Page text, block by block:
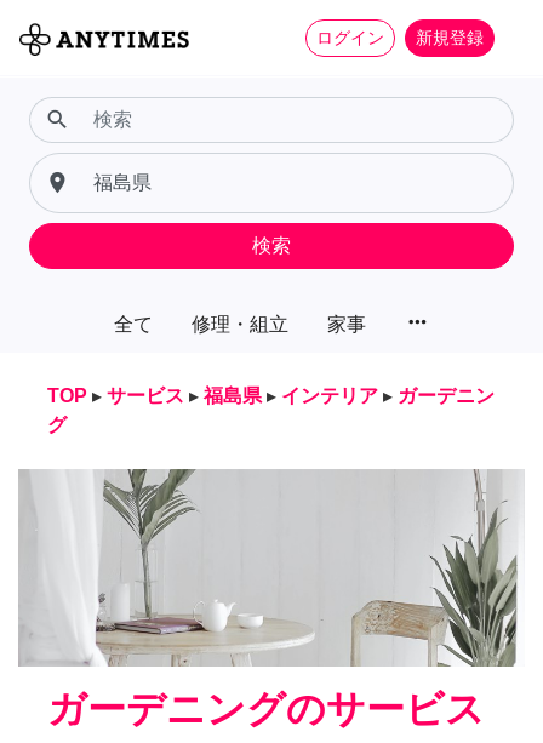
ログイン 新規登録
全て 修理・組立 家事 more_horiz
search
place
検索
TOP ▸ サービス ▸ 福島県 ▸ インテリア ▸ ガーデニン
グ
ガーデニングのサービス